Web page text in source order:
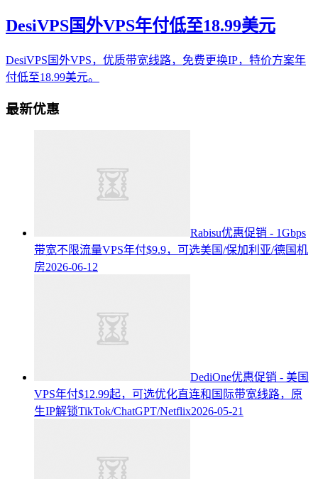
DesiVPS国外VPS年付低至18.99美元
DesiVPS国外VPS，优质带宽线路，免费更换IP，特价方案年
付低至18.99美元。
最新优惠
Rabisu优惠促销 - 1Gbps
带宽不限流量VPS年付$9.9，可选美国/保加利亚/德国机
房2026-06-12
DediOne优惠促销 - 美国
VPS年付$12.99起，可选优化直连和国际带宽线路，原
生IP解锁TikTok/ChatGPT/Netflix2026-05-21